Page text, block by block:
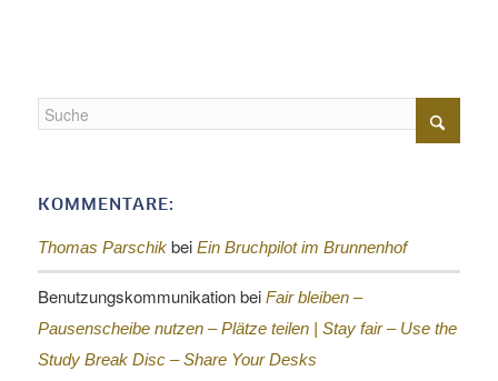
KOMMENTARE:
Thomas Parschikbei Ein Bruchpilot im Brunnenhof
Benutzungskommunikationbei Fair bleiben –
Pausenscheibe nutzen – Plätze teilen | Stay fair – Use the
Study Break Disc – Share Your Desks